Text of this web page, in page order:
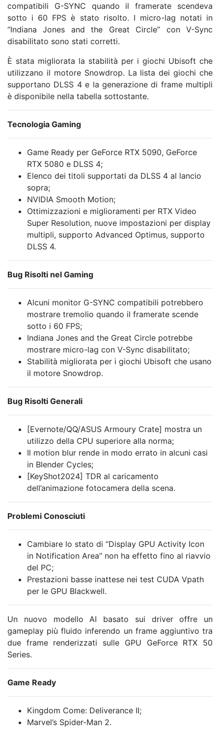
compatibili G-SYNC quando il framerate scendeva
sotto i 60 FPS è stato risolto. I micro-lag notati in
“Indiana Jones and the Great Circle” con V-Sync
disabilitato sono stati corretti.
È stata migliorata la stabilità per i giochi Ubisoft che
utilizzano il motore Snowdrop. La lista dei giochi che
supportano DLSS 4 e la generazione di frame multipli
è disponibile nella tabella sottostante.
Tecnologia Gaming
Game Ready per GeForce RTX 5090, GeForce
RTX 5080 e DLSS 4;
Elenco dei titoli supportati da DLSS 4 al lancio
sopra;
NVIDIA Smooth Motion;
Ottimizzazioni e miglioramenti per RTX Video
Super Resolution, nuove impostazioni per display
multipli, supporto Advanced Optimus, supporto
DLSS 4.
Bug Risolti nel Gaming
Alcuni monitor G-SYNC compatibili potrebbero
mostrare tremolio quando il framerate scende
sotto i 60 FPS;
Indiana Jones and the Great Circle potrebbe
mostrare micro-lag con V-Sync disabilitato;
Stabilità migliorata per i giochi Ubisoft che usano
il motore Snowdrop.
Bug Risolti Generali
[Evernote/QQ/ASUS Armoury Crate] mostra un
utilizzo della CPU superiore alla norma;
Il motion blur rende in modo errato in alcuni casi
in Blender Cycles;
[KeyShot2024] TDR al caricamento
dell’animazione fotocamera della scena.
Problemi Conosciuti
Cambiare lo stato di “Display GPU Activity Icon
in Notification Area” non ha effetto fino al riavvio
del PC;
Prestazioni basse inattese nei test CUDA Vpath
per le GPU Blackwell.
Un nuovo modello AI basato sui driver offre un
gameplay più fluido inferendo un frame aggiuntivo tra
due frame renderizzati sulle GPU GeForce RTX 50
Series.
Game Ready
Kingdom Come: Deliverance II;
Marvel’s Spider-Man 2.